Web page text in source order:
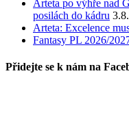
Arteta po výhře nad
posilách do kádru
Arteta: Excelence
Fantasy PL 2026/
Přidejte se k nám na